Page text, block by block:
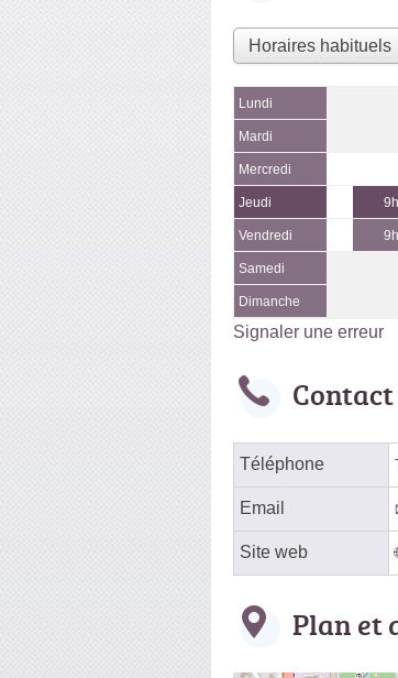
Lundi
Mardi
Mercredi
Jeudi
Vendredi
Samedi
Dimanche
Signaler une erreur
Contact
Téléphone
Email
Site web
Plan et